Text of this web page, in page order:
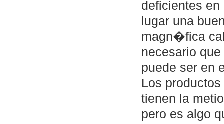
deficientes
lugar una
magn�fica
necesario
puede ser en
Los
tienen la
pero es algo